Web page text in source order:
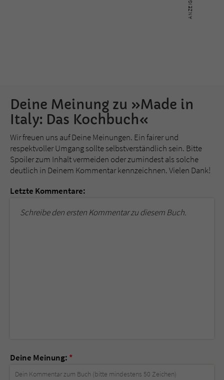
Deine Meinung zu »Made in
Italy: Das Kochbuch«
Wir freuen uns auf Deine Meinungen. Ein fairer und
respektvoller Umgang sollte selbstverständlich sein. Bitte
Spoiler zum Inhalt vermeiden oder zumindest als solche
deutlich in Deinem Kommentar kennzeichnen. Vielen Dank!
Letzte Kommentare:
Schreibe den ersten Kommentar zu diesem Buch.
Deine Meinung: *